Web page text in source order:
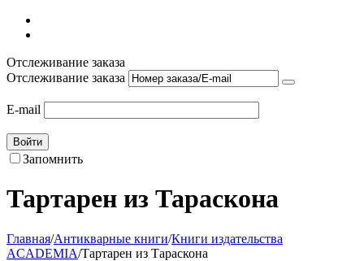
Отслеживание заказа
Отслеживание заказа
E-mail
Войти
Запомнить
Тартарен из Тараскона
Главная/Антикварные книги/Книги издательства
ACADEMIA/Тартарен из Тараскона